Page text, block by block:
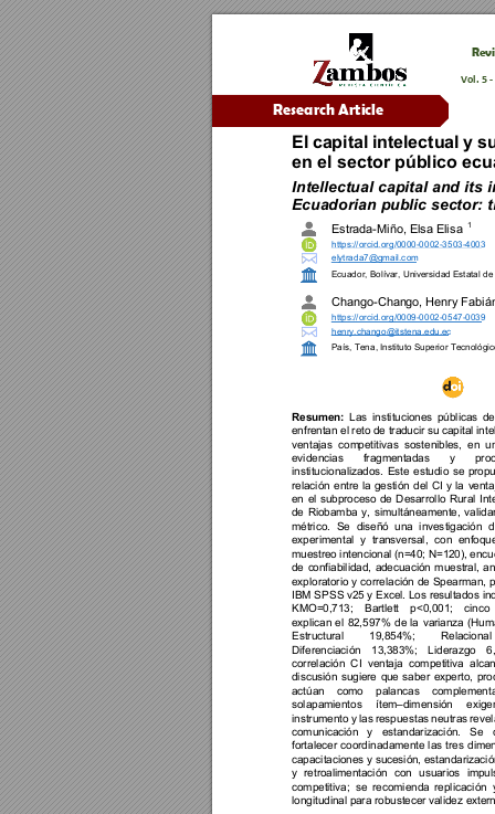
Vol. 5 -
El capital intelectual y
en el sector público
Intellectual capital and its
Ecuadorian public sector:
Estrada-Miño, Elsa Elisa 1
https://orcid.org/0000-0002-3503-4003
elytrada7@gmail.com
Ecuador, Bolívar, Universidad Estatal de
Chango-Chango, Henry
https://orcid.org/0009-0002-0547-0039
henry.chango@itstena.edu.ec
País,
Tena, Instituto Superior Tecnológ
Resumen: Las instituciones públicas
enfrentan el reto de traducir su capital
ventajas competitivas sostenibles, en
evidencias
fragmentadas y
institucionalizados. Este estudio se
relación entre la gestión del CI y la
en el subproceso de Desarrollo Rural
de
Riobamba y, simultáneamente, val
métrico.
Se diseñó una investigación
experimental
y transversal, con
muestreo intencional (n=40; N=120),
de confiabilidad, adecuación muestral,
exploratorio y correlación de Spearman,
IBM SPSS v25 y Excel. Los resu ltados
KMO=0,713;
Bartlett p<0,001;
cinco
explican el 82,597% de la varianza
Estructural
19,854%;
Relacional
Diferenciación 13,383%; Liderazgo
correlación CI ventaja competitiva
discusión sugiere que saber experto,
actúan
como palancas
solapamientos
ítem–dimensión
instrumento y las respuestas neutras
comunicación
y estandarización. Se
fortalecer coordinadamente las tres
capacitaciones y sucesión,
y
retroalimentación con usuarios
competitiva;
se recomienda replicación
longitudinal para robustecer validez exte
Research Article